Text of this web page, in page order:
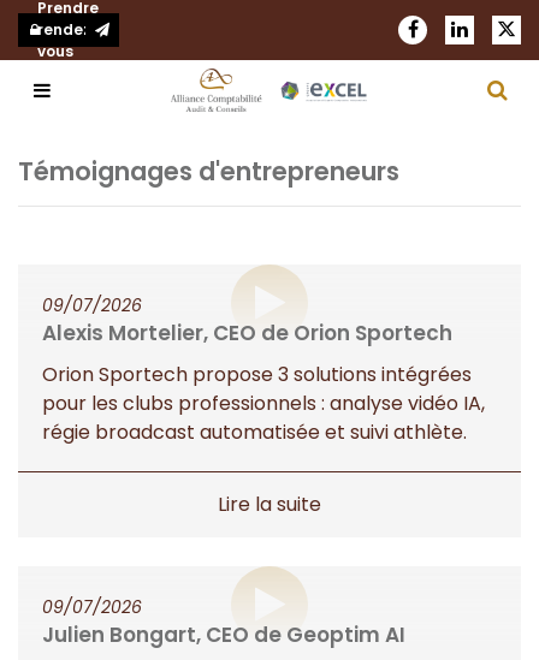
Prendre
rendez-
vous
Notre cabinet
Nous rejoindre
Nos bureaux
Comptabilité et fiscalité
Audit et commissariat aux comptes
RH et Paie
Création d'entreprise
Juridique d’entreprise
Nos honoraires
Blog
Demander un devis
Témoignages d'entrepreneurs
Alexis Mortelier, CEO de Orion Sportech
09/07/2026
Orion Sportech propose 3 solutions intégrées
pour les clubs professionnels : analyse vidéo IA,
régie broadcast automatisée et suivi athlète.
Julien Bongart, CEO de Geoptim AI
09/07/2026